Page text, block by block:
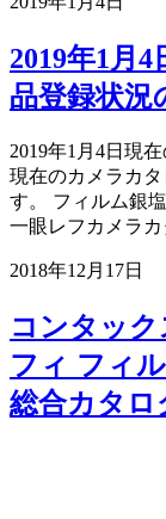
2019年1月
品登録状況
2019年1月4日現
現在のカメラカ
す。 フィルム銀
一眼レフカメラ
2018年12月17日
コンタッ
フィ フィ
総合カタロ